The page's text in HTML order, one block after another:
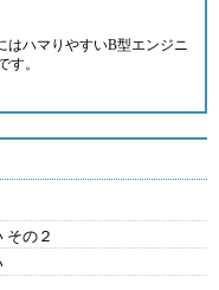
はハマりやすいB型エンジニ
す。
その２